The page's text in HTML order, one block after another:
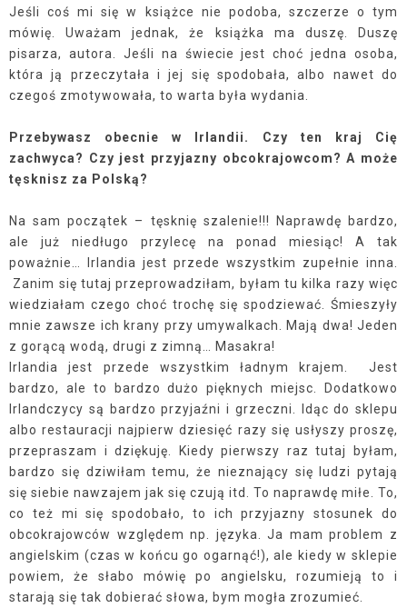
Jeśli coś mi się w książce nie podoba, szczerze o tym
mówię. Uważam jednak, że książka ma duszę. Duszę
pisarza, autora. Jeśli na świecie jest choć jedna osoba,
która ją przeczytała i jej się spodobała, albo nawet do
czegoś zmotywowała, to warta była wydania.
Przebywasz obecnie w Irlandii. Czy ten kraj Cię
zachwyca? Czy jest przyjazny obcokrajowcom? A może
tęsknisz za Polską?
Na sam początek – tęsknię szalenie!!! Naprawdę bardzo,
ale już niedługo przylecę na ponad miesiąc! A tak
poważnie… Irlandia jest przede wszystkim zupełnie inna.
Zanim się tutaj przeprowadziłam, byłam tu kilka razy więc
wiedziałam czego choć trochę się spodziewać. Śmieszyły
mnie zawsze ich krany przy umywalkach. Mają dwa! Jeden
z gorącą wodą, drugi z zimną… Masakra!
Irlandia jest przede wszystkim ładnym krajem.
Jest
bardzo, ale to bardzo dużo pięknych miejsc. Dodatkowo
Irlandczycy są bardzo przyjaźni i grzeczni. Idąc do sklepu
albo restauracji najpierw dziesięć razy się usłyszy proszę,
przepraszam i dziękuję. Kiedy pierwszy raz tutaj byłam,
bardzo się dziwiłam temu, że nieznający się ludzi pytają
się siebie nawzajem jak się czują itd. To naprawdę miłe. To,
co też mi się spodobało, to ich przyjazny stosunek do
obcokrajowców względem np. języka. Ja mam problem z
angielskim (czas w końcu go ogarnąć!), ale kiedy w sklepie
powiem, że słabo mówię po angielsku, rozumieją to i
starają się tak dobierać słowa, bym mogła zrozumieć.